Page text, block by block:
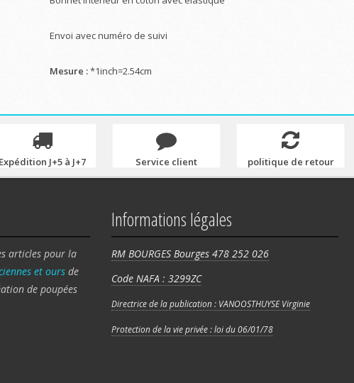
Envoi avec numéro de suivi
Mesure :*1inch=2.54cm
Expédition J+5 à J+7 Service client politique de retour
articles pour la
et ours de
de poupées
Informations légales
RM BOURGES Bourges 478 252 026
Code NAFA : 3299ZC
Directrice de la publication : VANOOSTHUYSE Virginie
Protection de la vie privée : loi du 06/01/78